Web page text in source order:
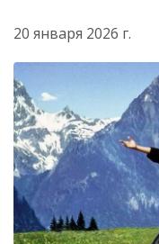
20 января 2026 г.